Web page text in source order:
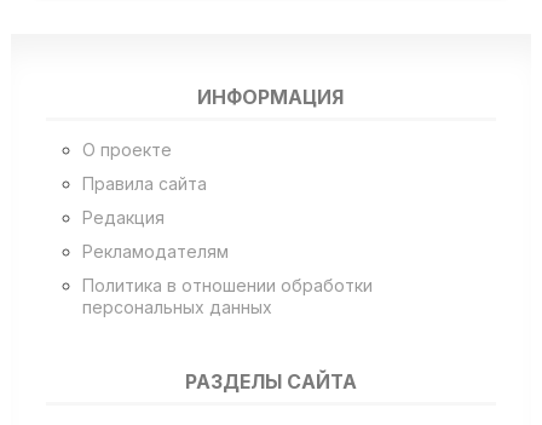
ИНФОРМАЦИЯ
О проекте
Правила сайта
Редакция
Рекламодателям
Политика в отношении обработки
персональных данных
РАЗДЕЛЫ САЙТА